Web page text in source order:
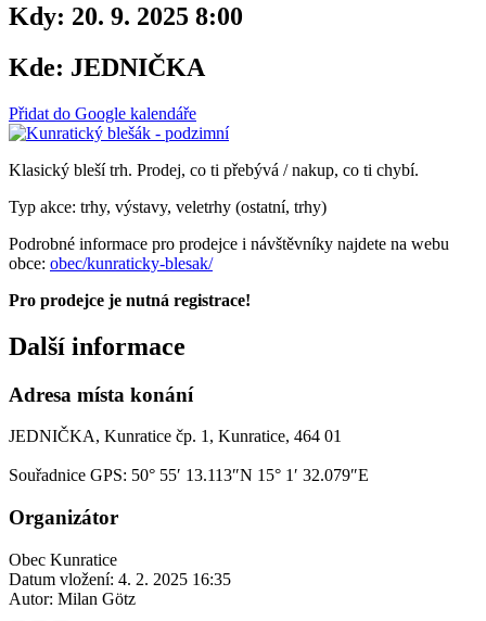
Kdy: 20. 9. 2025 8:00
Kde: JEDNIČKA
Přidat do Google kalendáře
Klasický bleší trh. Prodej, co ti přebývá / nakup, co ti chybí.
Typ akce: trhy, výstavy, veletrhy (ostatní, trhy)
Podrobné informace pro prodejce i návštěvníky najdete na webu
obce: obec/kunraticky-blesak/
Pro prodejce je nutná registrace!
Další informace
Adresa místa konání
JEDNIČKA, Kunratice čp. 1, Kunratice, 464 01
Souřadnice GPS: 50° 55′ 13.113″N 15° 1′ 32.079″E
Organizátor
Obec Kunratice
Datum vložení: 4. 2. 2025 16:35
Autor: Milan Götz